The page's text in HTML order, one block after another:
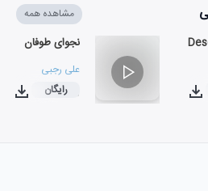
مشاهده همه
نجوای طوفان
علی رجبی
۰۳:۳۰
رایگان